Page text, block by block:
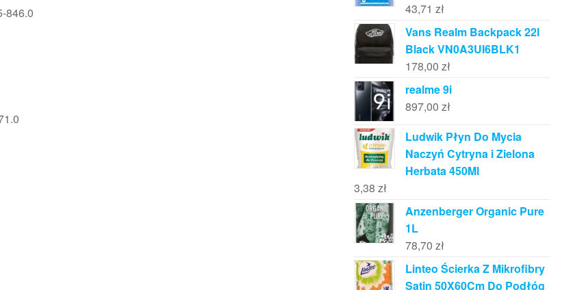
846.0
43,71 zł
Vans Realm Backpack 22l
Black VN0A3UI6BLK1
178,00 zł
realme 9i
897,00 zł
Ludwik Płyn Do Mycia
Naczyń Cytryna i Zielona
Herbata 450Ml
3,38 zł
Anzenberger Organic Pure
1L
78,70 zł
Linteo Ścierka Z Mikrofibry
Satin 50X60Cm Do Podłóg